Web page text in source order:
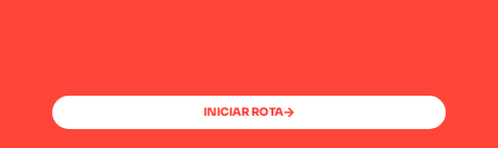
INICIAR ROTA